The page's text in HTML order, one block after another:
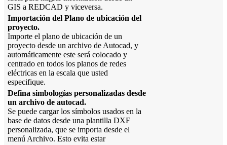
GIS a REDCAD y viceversa.
Importación del Plano de ubicación del
proyecto.
Importe el plano de ubicación de un
proyecto desde un archivo de Autocad, y
automáticamente este será colocado y
centrado en todos los planos de redes
eléctricas en la escala que usted
especifique.
Defina simbologías personalizadas desde
un archivo de autocad.
Se puede cargar los símbolos usados en la
base de datos desde una plantilla DXF
personalizada, que se importa desde el
menú Archivo. Esto evita estar